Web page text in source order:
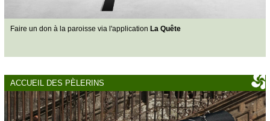
Faire un don à la paroisse via l'application La Quête
ACCUEIL DES PÈLERINS